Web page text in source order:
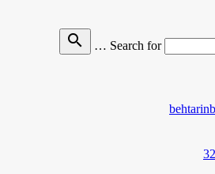
Search for
search